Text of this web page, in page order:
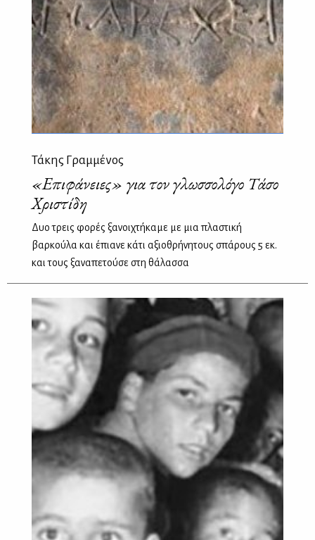
Τάκης Γραμμένος
«Επιφάνειες» για τον γλωσσολόγο Τάσο
Χριστίδη
Δυο τρεις φορές ξανοιχτήκαμε με μια πλαστική
βαρκούλα και έπιανε κάτι αξιοθρήνητους σπάρους 5 εκ.
και τους ξαναπετούσε στη θάλασσα